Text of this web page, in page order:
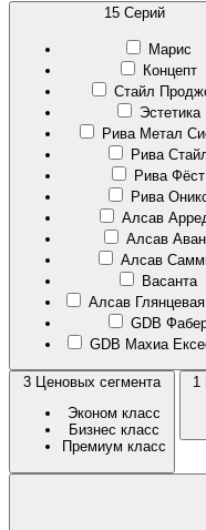
15 Серий
Марис
Концепт
Стайл
Эстетика
Рива Метал
Рива
Рива Фёст
Рива
Алсав
Алсав
Алсав
Васанта
Алсав
GDB
GDB Махиа
3 Ценовых сегмента
Эконом класс
Бизнес класс
Премиум класс
1